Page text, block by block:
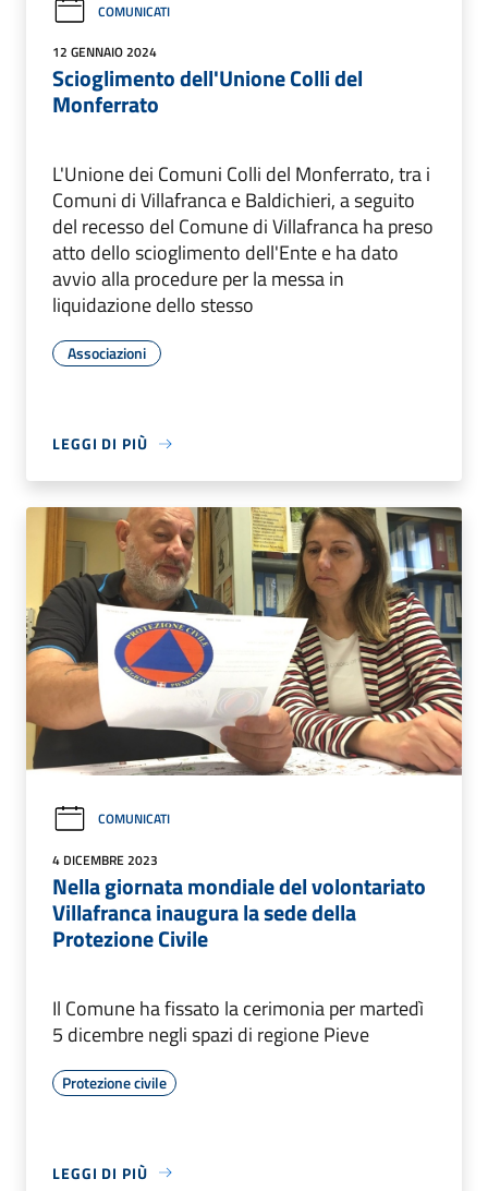
COMUNICATI
12 GENNAIO 2024
Scioglimento dell'Unione Colli del
Monferrato
L'Unione dei Comuni Colli del Monferrato, tra i
Comuni di Villafranca e Baldichieri, a seguito
del recesso del Comune di Villafranca ha preso
atto dello scioglimento dell'Ente e ha dato
avvio alla procedure per la messa in
liquidazione dello stesso
Associazioni
LEGGI DI PIÙ
COMUNICATI
4 DICEMBRE 2023
Nella giornata mondiale del volontariato
Villafranca inaugura la sede della
Protezione Civile
Il Comune ha fissato la cerimonia per martedì
5 dicembre negli spazi di regione Pieve
Protezione civile
LEGGI DI PIÙ